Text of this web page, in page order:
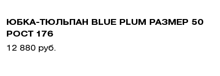
ЮБКА-ТЮЛЬПАН BLUE PLUM РАЗМЕР 50
РОСТ 176
12 880 руб.